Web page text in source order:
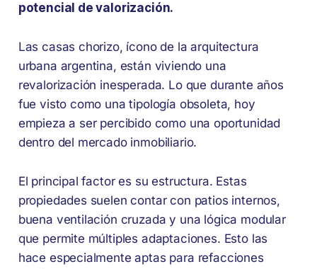
potencial de valorización.
Las casas chorizo, ícono de la arquitectura
urbana argentina, están viviendo una
revalorización inesperada. Lo que durante años
fue visto como una tipología obsoleta, hoy
empieza a ser percibido como una oportunidad
dentro del mercado inmobiliario.
El principal factor es su estructura. Estas
propiedades suelen contar con patios internos,
buena ventilación cruzada y una lógica modular
que permite múltiples adaptaciones. Esto las
hace especialmente aptas para refacciones